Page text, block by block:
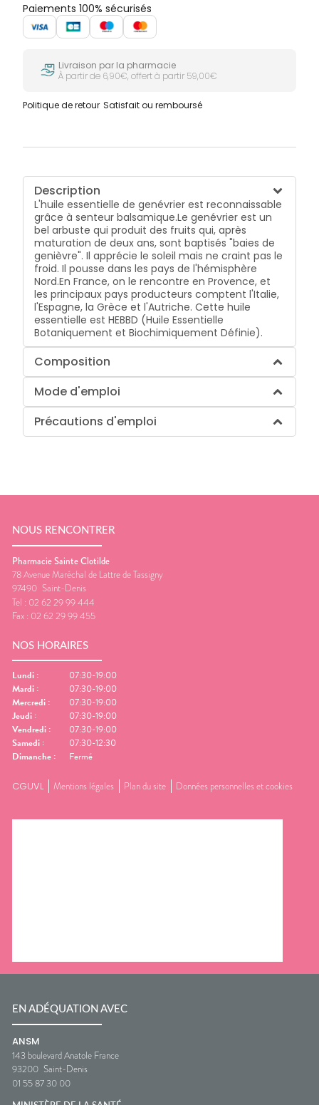
Paiements 100% sécurisés
Livraison par la pharmacie
À partir de 6,90€, offert à partir 59,00€
Politique de retour Satisfait ou remboursé
Description
L'huile essentielle de genévrier est reconnaissable
grâce à senteur balsamique.Le genévrier est un
bel arbuste qui produit des fruits qui, après
maturation de deux ans, sont baptisés "baies de
genièvre". Il apprécie le soleil mais ne craint pas le
froid. Il pousse dans les pays de l'hémisphère
Nord.En France, on le rencontre en Provence, et
les principaux pays producteurs comptent l'Italie,
l'Espagne, la Grèce et l'Autriche. Cette huile
essentielle est HEBBD (Huile Essentielle
Botaniquement et Biochimiquement Définie).
Composition
Mode d'emploi
Précautions d'emploi
NOUS RENCONTRER
Pharmacie Sainte Clotilde
78 Avenue Maréchal de Lattre de Tassigny
97490 Saint-Denis
Tel : 02 62 29 99 444
Fax : 02 62 29 99 455
NOS HORAIRES
Lundi :
07:30-19:00
Mardi :
07:30-19:00
Mercredi :
07:30-19:00
Jeudi :
07:30-19:00
Vendredi :
07:30-19:00
Samedi :
07:30-12:30
Dimanche : Fermé
CGUVL Mentions légales Plan du site Données personnelles et cookies
EN ADÉQUATION AVEC
ANSM
143 boulevard Anatole France
93200 Saint-Denis
01 55 87 30 00